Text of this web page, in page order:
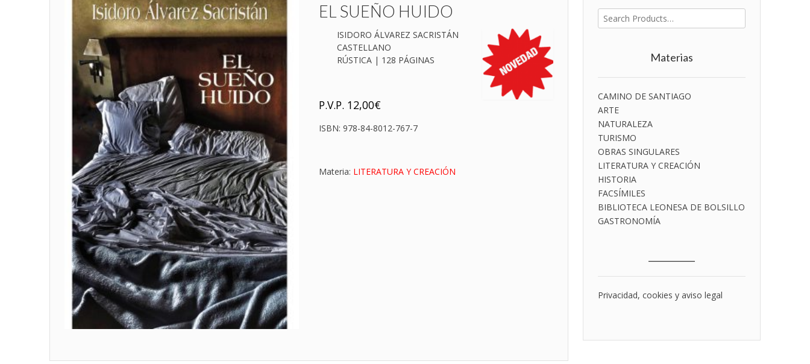
EL SUEÑO HUIDO
ISIDORO ÁLVAREZ SACRISTÁN
CASTELLANO
RÚSTICA | 128 PÁGINAS
P.V.P. 12,00€
ISBN: 978-84-8012-767-7
Materia: LITERATURA Y CREACIÓN
Buscar
por:
Materias
CAMINO DE SANTIAGO
ARTE
NATURALEZA
TURISMO
OBRAS SINGULARES
LITERATURA Y CREACIÓN
HISTORIA
FACSÍMILES
BIBLIOTECA LEONESA DE BOLSILLO
GASTRONOMÍA
Privacidad, cookies y aviso legal